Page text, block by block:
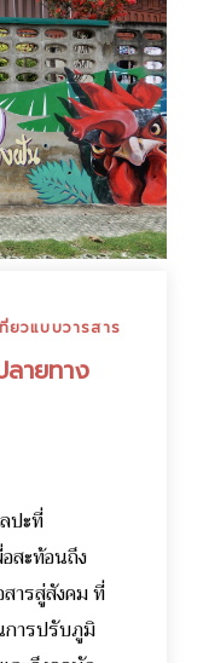
ยวแบบวารสาร
ลายทาง
ปะที่
สะท้อนถึง
ารสู่สังคม ที่
การปรับภูมิ